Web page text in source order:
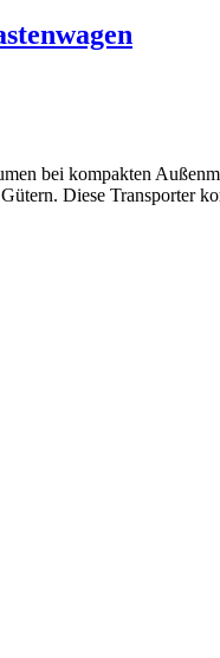
bei kompakten
Diese Transporter